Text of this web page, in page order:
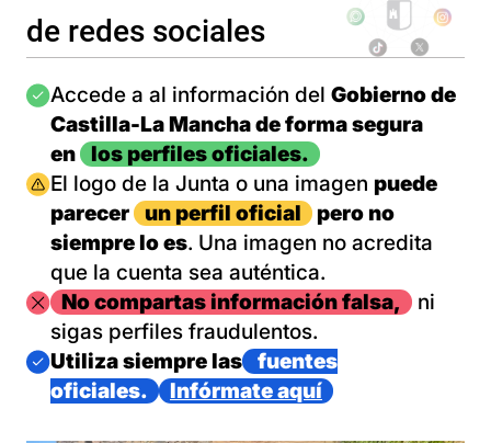
de redes sociales
Imagen
Accede a al información del Gobierno de
Castilla-La Mancha de forma segura
en
los perfiles oficiales.
Imagen
El logo de la Junta o una imagen puede
parecer
un perfil oficial
pero no
siempre lo es. Una imagen no acredita
que la cuenta sea auténtica.
ImagenNo compartas información falsa,
ni
sigas perfiles fraudulentos.
Imagen
Utiliza siempre las
fuentes
oficiales.
Infórmate aquí